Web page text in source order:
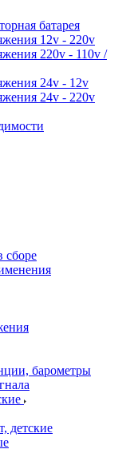
батарея
12v - 220v
220v - 110v /
24v - 12v
24v - 220v
сборе
барометры
детские